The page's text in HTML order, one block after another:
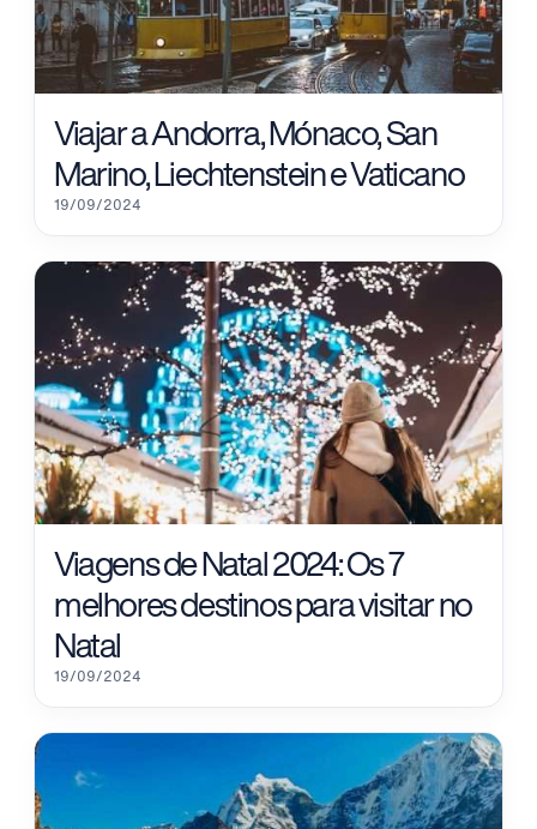
Viajar a Andorra, Mónaco, San
Marino, Liechtenstein e Vaticano
19/09/2024
Viagens de Natal 2024: Os 7
melhores destinos para visitar no
Natal
19/09/2024